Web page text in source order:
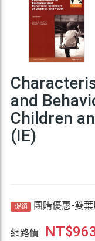
and
Children
(IE)
促銷 團購優惠-雙
網路價 NT$